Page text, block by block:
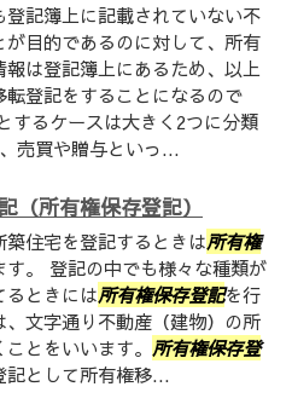
登記簿上に記載されていない不
目的であるのに対して、所有
は登記簿上にあるため、以上
登記をすることになるので
するケースは大きく2つに分類
売買や贈与といっ...
（所有権保存登記）
住宅を登記するときは所有権
。 登記の中でも様々な種類が
るときには所有権保存登記を行
、文字通り不動産（建物）の所
とをいいます。 所有権保存登
記として所有権移...